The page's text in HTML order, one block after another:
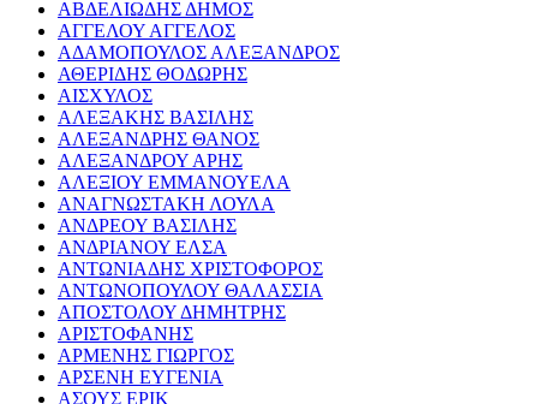
ΑΒΔΕΛΙΩΔΗΣ ΔΗΜΟΣ
ΑΓΓΕΛΟΥ ΑΓΓΕΛΟΣ
ΑΔΑΜΟΠΟΥΛΟΣ ΑΛΕΞΑΝΔΡΟΣ
ΑΘΕΡΙΔΗΣ ΘΟΔΩΡΗΣ
ΑΙΣΧΥΛΟΣ
ΑΛΕΞΑΚΗΣ ΒΑΣΙΛΗΣ
ΑΛΕΞΑΝΔΡΗΣ ΘΑΝΟΣ
ΑΛΕΞΑΝΔΡΟΥ ΑΡΗΣ
ΑΛΕΞΙΟΥ ΕΜΜΑΝΟΥΕΛΑ
ΑΝΑΓΝΩΣΤΑΚΗ ΛΟΥΛΑ
ΑΝΔΡΕΟΥ ΒΑΣΙΛΗΣ
ΑΝΔΡΙΑΝΟΥ ΕΛΣΑ
ΑΝΤΩΝΙΑΔΗΣ ΧΡΙΣΤΟΦΟΡΟΣ
ΑΝΤΩΝΟΠΟΥΛΟΥ ΘΑΛΑΣΣΙΑ
ΑΠΟΣΤΟΛΟΥ ΔΗΜΗΤΡΗΣ
ΑΡΙΣΤΟΦΑΝΗΣ
ΑΡΜΕΝΗΣ ΓΙΩΡΓΟΣ
ΑΡΣΕΝΗ ΕΥΓΕΝΙΑ
ΑΣΟΥΣ ΕΡΙΚ